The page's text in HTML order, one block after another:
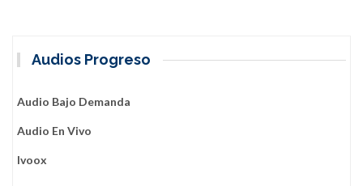
Audios Progreso
Audio Bajo Demanda
Audio En Vivo
Ivoox